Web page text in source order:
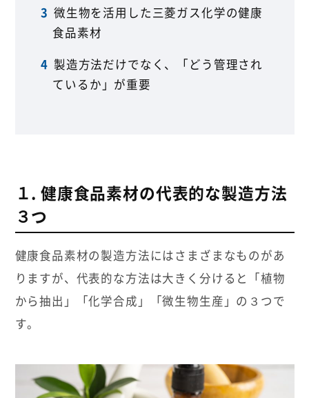
微生物を活用した三菱ガス化学の健康
食品素材
製造方法だけでなく、「どう管理され
ているか」が重要
１. 健康食品素材の代表的な製造方法
３つ
健康食品素材の製造方法にはさまざまなものがあ
りますが、代表的な方法は大きく分けると「植物
から抽出」「化学合成」「微生物生産」の３つで
す。